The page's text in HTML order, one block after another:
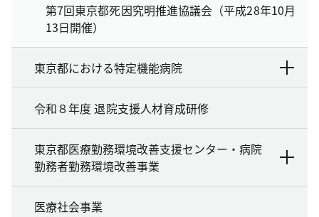
第7回東京都死因究明推進協議会（平成28年10月
13日開催）
東京都における特定機能病院
令和８年度 退院支援人材育成研修
東京都医療勤務環境改善支援センター・病院
勤務者勤務環境改善事業
医療社会事業